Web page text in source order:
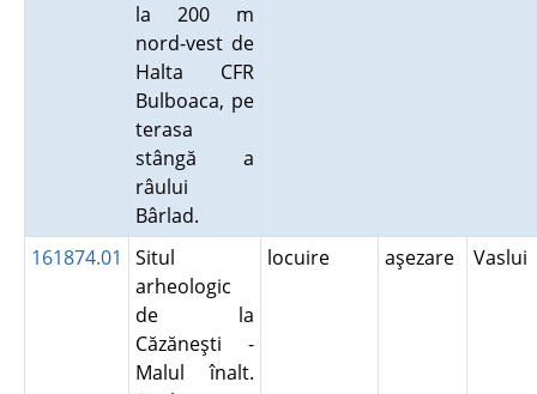
la 200 m
nord-vest de
Halta CFR
Bulboaca, pe
terasa
stângă a
râului
Bârlad.
161874.01
Situl
arheologic
de la
Căzăneşti -
Malul înalt.
locuire aşezare Vaslui